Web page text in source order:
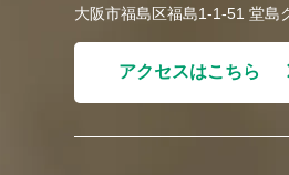
大阪市福島区福島1-1-51 堂島
アクセスはこちら